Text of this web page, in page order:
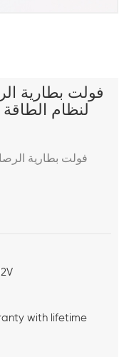
لنظام
with lifetime